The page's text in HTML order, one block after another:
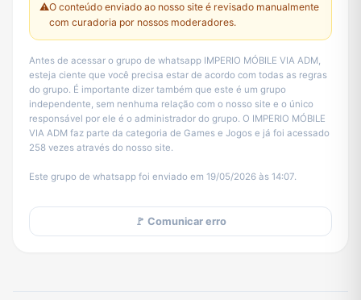
⚠️O conteúdo enviado ao nosso site é revisado manualmente
com curadoria por nossos moderadores.
Antes de acessar o grupo de whatsapp IMPERIO MÓBILE VIA ADM,
esteja ciente que você precisa estar de acordo com todas as regras
do grupo. É importante dizer também que este é um grupo
independente, sem nenhuma relação com o nosso site e o único
responsável por ele é o administrador do grupo. O IMPERIO MÓBILE
VIA ADM faz parte da categoria de Games e Jogos e já foi acessado
258 vezes através do nosso site.
Este grupo de whatsapp foi enviado em 19/05/2026 às 14:07.
🚩 Comunicar erro